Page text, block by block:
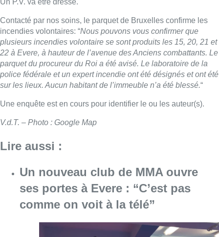
Un P.V. va être dressé.
Contacté par nos soins, le parquet de Bruxelles confirme les
incendies volontaires: “Nous pouvons vous confirmer que
plusieurs incendies volontaire se sont produits les 15, 20, 21 et
22 à Evere, à hauteur de l’avenue des Anciens combattants. Le
parquet du procureur du Roi a été avisé. Le laboratoire de la
police fédérale et un expert incendie ont été désignés et ont été
sur les lieux. Aucun habitant de l’immeuble n’a été blessé.“
Une enquête est en cours pour identifier le ou les auteur(s).
V.d.T. – Photo : Google Map
Lire aussi :
Un nouveau club de MMA ouvre
ses portes à Evere : “C’est pas
comme on voit à la télé”